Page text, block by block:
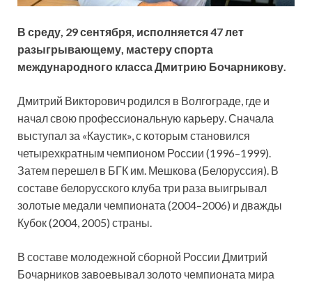
В среду, 29 сентября, исполняется 47 лет
разыгрывающему, мастеру спорта
международного класса Дмитрию Бочарникову.
Дмитрий Викторович родился в Волгограде, где и
начал свою профессиональную карьеру. Сначала
выступал за «Каустик», с которым становился
четырехкратным чемпионом России (1996–1999).
Затем перешел в БГК им. Мешкова (Белоруссия). В
составе белорусского клуба три раза выигрывал
золотые медали чемпионата (2004–2006) и дважды
Кубок (2004, 2005) страны.
В составе молодежной сборной России Дмитрий
Бочарников завоевывал золото чемпионата мира